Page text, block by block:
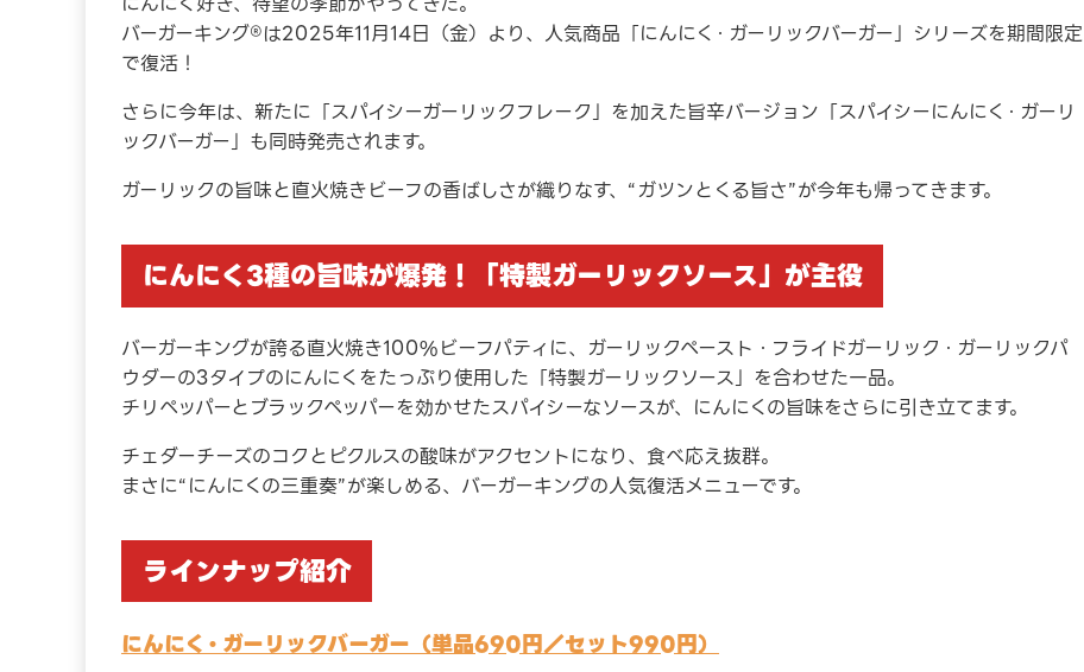
バーガーキング®は2025年11月14日（金）より、人気商品「にんにく・ガーリックバーガー」シリーズを期間限定
で復活！
さらに今年は、新たに「スパイシーガーリックフレーク」を加えた旨辛バージョン「スパイシーにんにく・ガーリ
ックバーガー」も同時発売されます。
ガーリックの旨味と直火焼きビーフの香ばしさが織りなす、“ガツンとくる旨さ”が今年も帰ってきます。
にんにく3種の旨味が爆発！「特製ガーリックソース」が主役
バーガーキングが誇る直火焼き100%ビーフパティに、ガーリックペースト・フライドガーリック・ガーリックパ
ウダーの3タイプのにんにくをたっぷり使用した「特製ガーリックソース」を合わせた一品。
チリペッパーとブラックペッパーを効かせたスパイシーなソースが、にんにくの旨味をさらに引き立てます。
チェダーチーズのコクとピクルスの酸味がアクセントになり、食べ応え抜群。
まさに“にんにくの三重奏”が楽しめる、バーガーキングの人気復活メニューです。
ラインナップ紹介
にんにく・ガーリックバーガー（単品690円／セット990円）